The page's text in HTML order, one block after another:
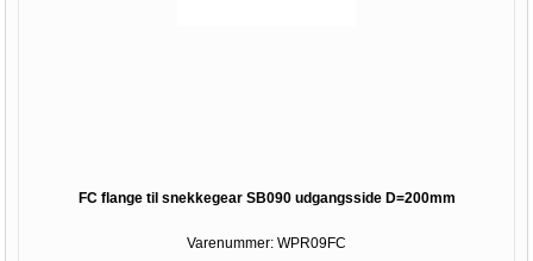
FC flange til snekkegear SB090 udgangsside D=200mm
Varenummer: WPR09FC